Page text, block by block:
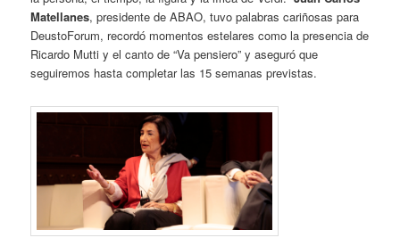
Matellanes, presidente de ABAO, tuvo palabras cariñosas para
DeustoForum, recordó momentos estelares como la presencia de
Ricardo Mutti y el canto de “Va pensiero” y aseguró que
seguiremos hasta completar las 15 semanas previstas.